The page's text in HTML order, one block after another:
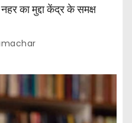
का मुद्दा केंद्र के समक्ष